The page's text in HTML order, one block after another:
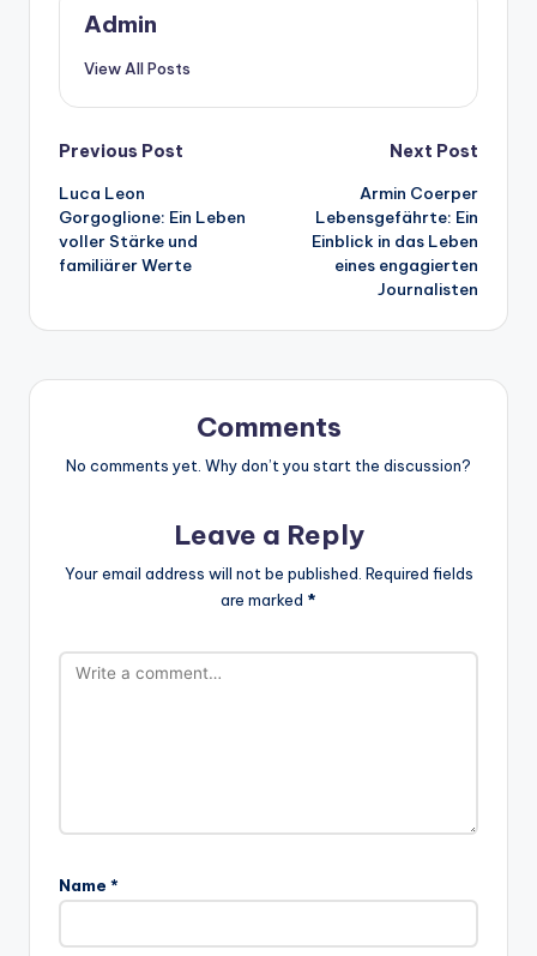
Admin
View All Posts
Post
navigation
Previous Post
Luca Leon
Gorgoglione: Ein Leben
voller Stärke und
familiärer Werte
Next Post
Armin Coerper
Lebensgefährte: Ein
Einblick in das Leben
eines engagierten
Journalisten
Comments
No comments yet. Why don’t you start the discussion?
Leave a Reply
Your email address will not be published. Required fields
are marked *
Name *